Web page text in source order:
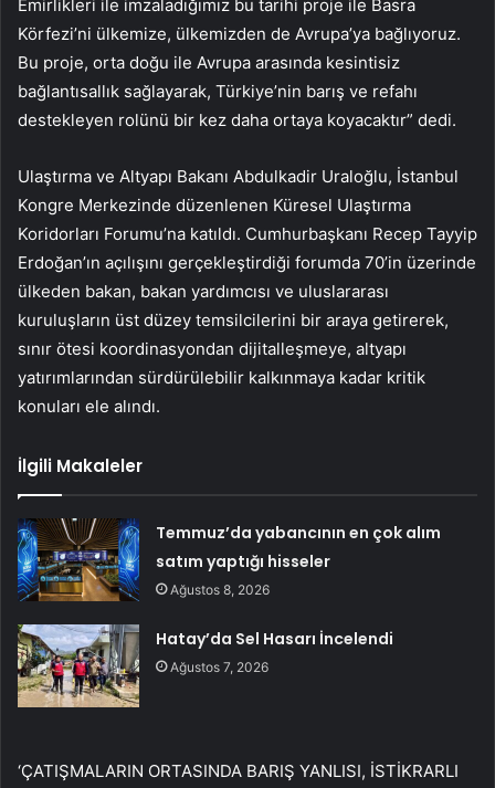
Emirlikleri ile imzaladığımız bu tarihi proje ile Basra
Körfezi’ni ülkemize, ülkemizden de Avrupa’ya bağlıyoruz.
Bu proje, orta doğu ile Avrupa arasında kesintisiz
bağlantısallık sağlayarak, Türkiye’nin barış ve refahı
destekleyen rolünü bir kez daha ortaya koyacaktır” dedi.
Ulaştırma ve Altyapı Bakanı Abdulkadir Uraloğlu, İstanbul
Kongre Merkezinde düzenlenen Küresel Ulaştırma
Koridorları Forumu’na katıldı. Cumhurbaşkanı Recep Tayyip
Erdoğan’ın açılışını gerçekleştirdiği forumda 70’in üzerinde
ülkeden bakan, bakan yardımcısı ve uluslararası
kuruluşların üst düzey temsilcilerini bir araya getirerek,
sınır ötesi koordinasyondan dijitalleşmeye, altyapı
yatırımlarından sürdürülebilir kalkınmaya kadar kritik
konuları ele alındı.
İlgili Makaleler
Temmuz’da yabancının en çok alım
satım yaptığı hisseler
Ağustos 8, 2026
Hatay’da Sel Hasarı İncelendi
Ağustos 7, 2026
‘ÇATIŞMALARIN ORTASINDA BARIŞ YANLISI, İSTİKRARLI